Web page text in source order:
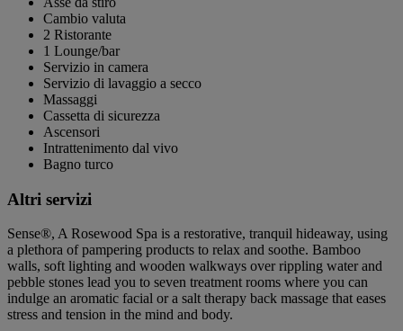
Cambio valuta
2 Ristorante
1 Lounge/bar
Servizio in camera
Servizio di lavaggio a secco
Massaggi
Cassetta di sicurezza
Ascensori
Intrattenimento dal vivo
Bagno turco
Altri servizi
Sense®, A Rosewood Spa is a restorative, tranquil hideaway, using
a plethora of pampering products to relax and soothe. Bamboo
walls, soft lighting and wooden walkways over rippling water and
pebble stones lead you to seven treatment rooms where you can
indulge an aromatic facial or a salt therapy back massage that eases
stress and tension in the mind and body.